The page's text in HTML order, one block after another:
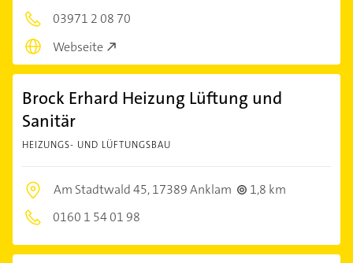
03971 2 08 70
Webseite
Brock Erhard Heizung Lüftung und
Sanitär
HEIZUNGS- UND LÜFTUNGSBAU
Am Stadtwald 45,17389 Anklam
1,8 km
0160 1 54 01 98